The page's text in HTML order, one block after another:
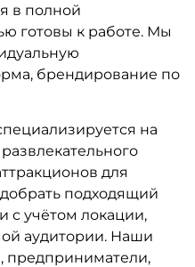
в полной
готовы к работе. Мы
брендирование по
на
для
подходящий
с учётом локации,
аудитории. Наши
предприниматели,